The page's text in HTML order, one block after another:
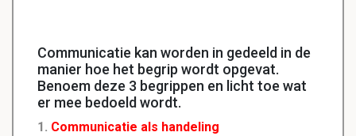
Communicatie kan worden in gedeeld in de
manier hoe het begrip wordt opgevat.
Benoem deze 3 begrippen en licht toe wat
er mee bedoeld wordt.
1. Communicatie als handeling